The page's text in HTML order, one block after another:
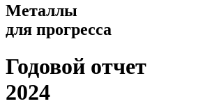
Металлы
для прогресса
Годовой отчет
2024